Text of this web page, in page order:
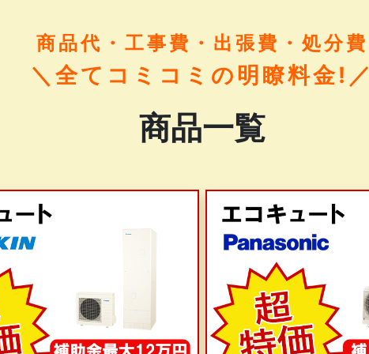
商品代・工事費・出張費・処分費
＼全てコミコミの明瞭料金!／
商品一覧